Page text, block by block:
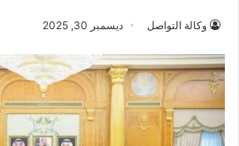
وكالة التواصل ديسمبر 30, 2025